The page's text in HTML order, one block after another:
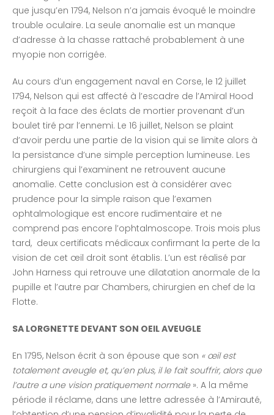
que jusqu’en 1794, Nelson n’a jamais évoqué le moindre
trouble oculaire. La seule anomalie est un manque
d’adresse à la chasse rattaché probablement à une
myopie non corrigée.
Au cours d’un engagement naval en Corse, le 12 juillet
1794, Nelson qui est affecté à l’escadre de l’Amiral Hood
reçoit à la face des éclats de mortier provenant d’un
boulet tiré par l’ennemi. Le 16 juillet, Nelson se plaint
d’avoir perdu une partie de la vision qui se limite alors à
la persistance d’une simple perception lumineuse. Les
chirurgiens qui l’examinent ne retrouvent aucune
anomalie. Cette conclusion est à considérer avec
prudence pour la simple raison que l’examen
ophtalmologique est encore rudimentaire et ne
comprend pas encore l’ophtalmoscope. Trois mois plus
tard, deux certificats médicaux confirmant la perte de la
vision de cet œil droit sont établis. L’un est réalisé par
John Harness qui retrouve une dilatation anormale de la
pupille et l’autre par Chambers, chirurgien en chef de la
Flotte.
SA LORGNETTE DEVANT SON OEIL AVEUGLE
En 1795, Nelson écrit à son épouse que son « œil est
totalement aveugle et, qu’en plus, il le fait souffrir, alors que
l’autre a une vision pratiquement normale ». A la même
période il réclame, dans une lettre adressée à l’Amirauté,